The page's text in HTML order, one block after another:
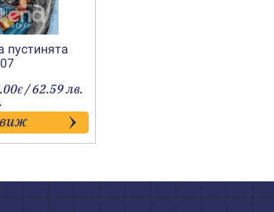
пустинята
€Price
range:
32.00€
through
77.00€
/ 62.59 лв.
виж